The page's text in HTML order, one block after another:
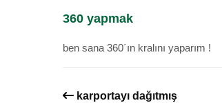
360 yapmak
ben sana 360´ın kralını yaparım !
karportayı dağıtmış